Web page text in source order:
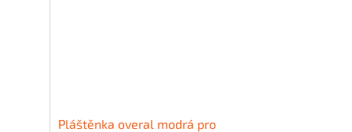
Pláštěnka overal modrá pro